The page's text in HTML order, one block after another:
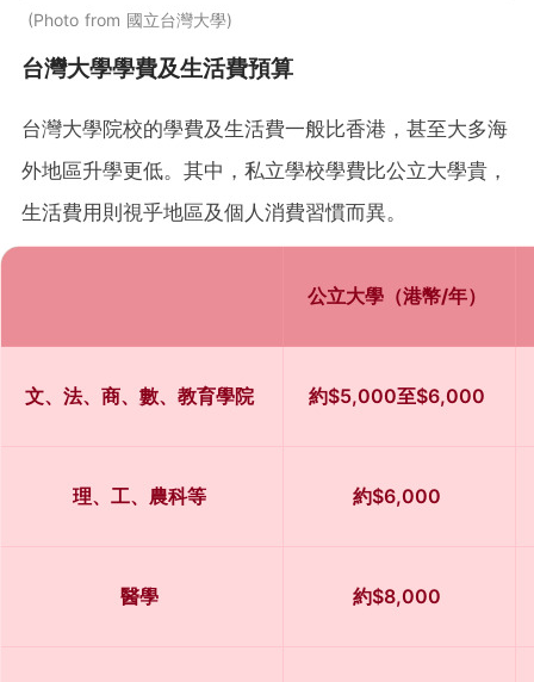
Photo from 國立台灣大學
台灣大學學費及生活費預算
台灣大學院校的學費及生活費一般比香港，甚至大多海
外地區升學更低。其中，私立學校學費比公立大學貴，
生活費用則視乎地區及個人消費習慣而異。
公立大學（港幣/年）
文、法、商、數、教育學院 約$5,000至$6,000
理、工、農科等 約$6,000
醫學 約$8,000